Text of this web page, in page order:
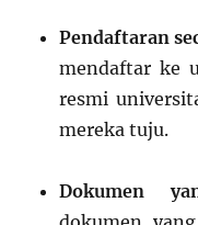
Pendaftaran
mendaftar ke
resmi
mereka tuju.
Dokumen